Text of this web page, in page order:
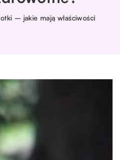
– jakie mają właściwości